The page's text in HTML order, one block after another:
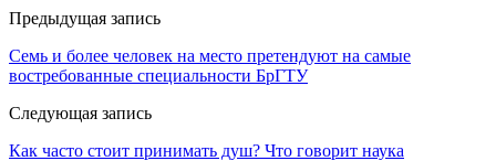
Предыдущая запись
Семь и более человек на место претендуют на самые
востребованные специальности БрГТУ
Следующая запись
Как часто стоит принимать душ? Что говорит наука